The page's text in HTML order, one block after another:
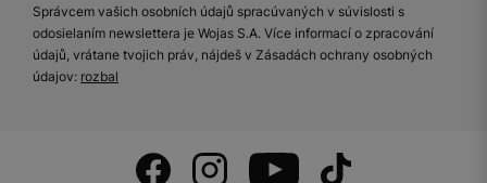
Správcem vašich osobních údajů spracúvaných v súvislosti s
odosielaním newslettera je Wojas S.A. Více informací o zpracování
údajů, vrátane tvojich práv, nájdeš v Zásadách ochrany osobných
údajov: rozbal